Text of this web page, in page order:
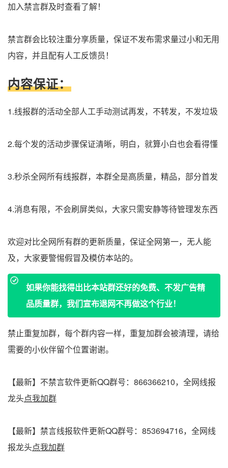
加入禁言群及时查看了解！
禁言群会比较注重分享质量，保证不发布需求量过小和无用
内容，并且配有人工反馈员！
内容保证：
1.线报群的活动全部人工手动测试再发，不转发，不发垃圾
2.每个发的活动步骤保证清晰，明白，就算小白也会看得懂
3.秒杀全网所有线报群，本群全是高质量，精品，部分首发
4.消息有限，不会刷屏类似，大家只需安静等待管理发东西
欢迎对比全网所有群的更新质量，保证全网第一，无人能
及，大家要警惕假冒及模仿本站的。
如果你能找得出比本站群还好的免费、不发广告精
品质量群，我们宣布退网不再做这个行业！
禁止重复加群，每个群内容一样，重复加群会被清理，请给
需要的小伙伴留个位置谢谢。
【最新】不禁言软件更新QQ群号：866366210，全网线报
龙头点我加群
【最新】禁言线报软件更新QQ群号：853694716，全网线
报龙头点我加群